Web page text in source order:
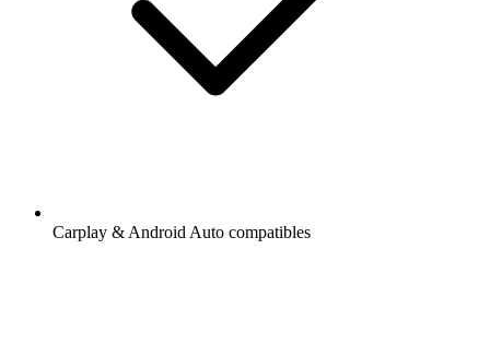
Carplay & Android Auto compatibles